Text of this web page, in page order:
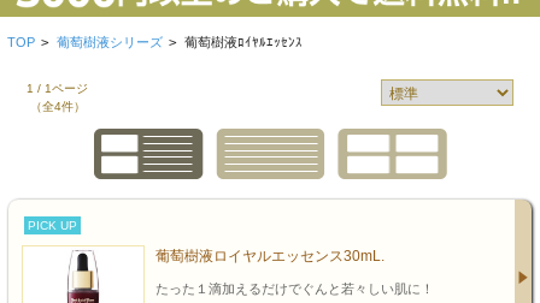
TOP > 葡萄樹液シリーズ > 葡萄樹液ﾛｲﾔﾙｴｯｾﾝｽ
1 / 1ページ
（全4件）
PICK UP
葡萄樹液ロイヤルエッセンス30mL.
たった１滴加えるだけでぐんと若々しい肌に！